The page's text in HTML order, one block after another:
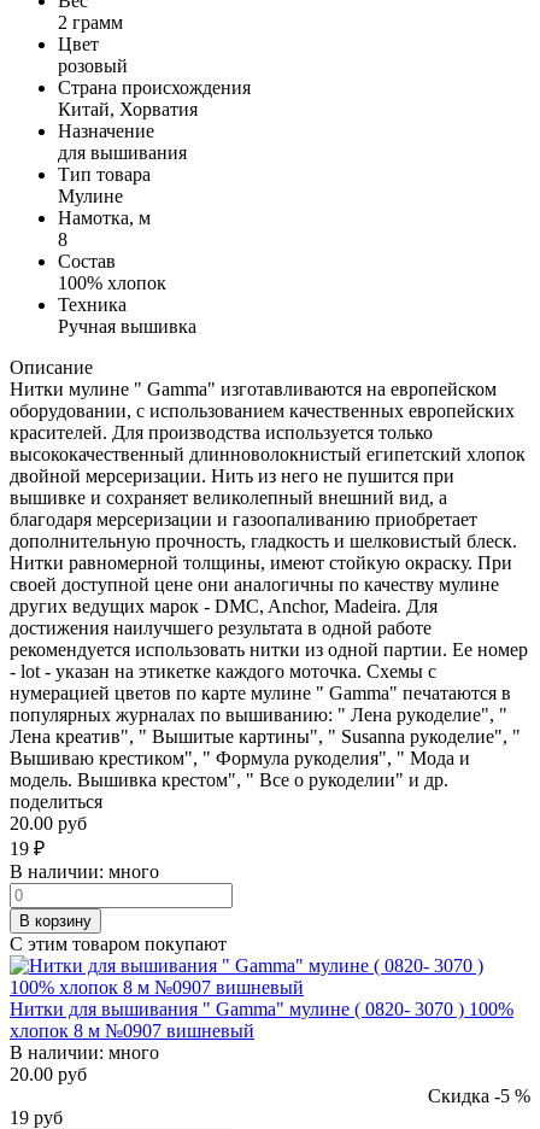
2 грамм
Цвет
розовый
Страна происхождения
Китай, Хорватия
Назначение
для вышивания
Тип товара
Мулине
Намотка, м
8
Состав
100% хлопок
Техника
Ручная вышивка
Описание
Нитки мулине " Gamma" изготавливаются на европейском
оборудовании, с использованием качественных европейских
красителей. Для производства используется только
высококачественный длинноволокнистый египетский хлопок
двойной мерсеризации. Нить из него не пушится при
вышивке и сохраняет великолепный внешний вид, а
благодаря мерсеризации и газоопаливанию приобретает
дополнительную прочность, гладкость и шелковистый блеск.
Нитки равномерной толщины, имеют стойкую окраску. При
своей доступной цене они аналогичны по качеству мулине
других ведущих марок - DMC, Anchor, Madeira. Для
достижения наилучшего результата в одной работе
рекомендуется использовать нитки из одной партии. Ее номер
- lot - указан на этикетке каждого моточка. Схемы с
нумерацией цветов по карте мулине " Gamma" печатаются в
популярных журналах по вышиванию: " Лена рукоделие", "
Лена креатив", " Вышитые картины", " Susanna рукоделие", "
Вышиваю крестиком", " Формула рукоделия", " Мода и
модель. Вышивка крестом", " Все о рукоделии" и др.
поделиться
20.00 руб
19 ₽
В наличии: много
В корзину
С этим товаром покупают
Нитки для вышивания " Gamma" мулине ( 0820- 3070 ) 100%
хлопок 8 м №0907 вишневый
В наличии: много
20.00 руб
Скидка -5 %
19 руб